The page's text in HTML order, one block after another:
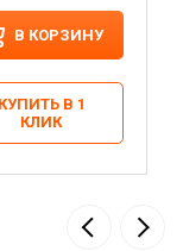
В КОРЗИНУ
КУПИТЬ В 1
КЛИК